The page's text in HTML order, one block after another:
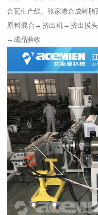
合瓦生产线、张家港合成树
原料混合→挤出机→挤出摸
→成品验收